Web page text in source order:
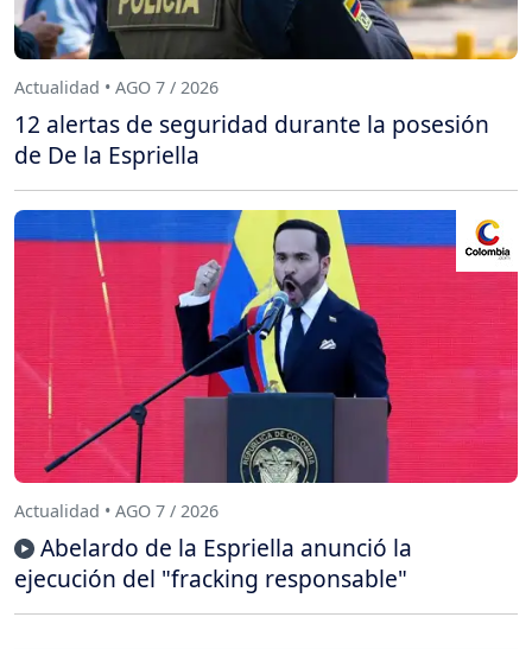
Actualidad • AGO 7 / 2026
12 alertas de seguridad durante la posesión
de De la Espriella
Actualidad • AGO 7 / 2026
Abelardo de la Espriella anunció la
ejecución del "fracking responsable"